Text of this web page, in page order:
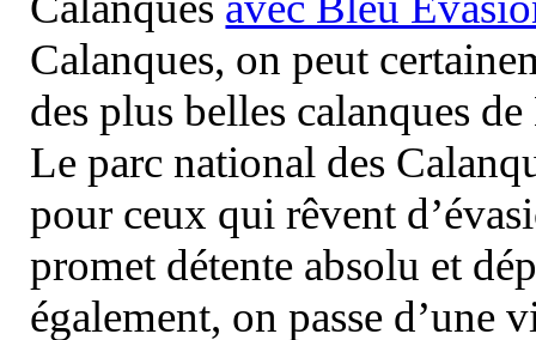
Calanques, on peut
des plus belles calanques
Le parc national des
pour ceux qui rêvent
promet détente absolu et
également, on passe d’une